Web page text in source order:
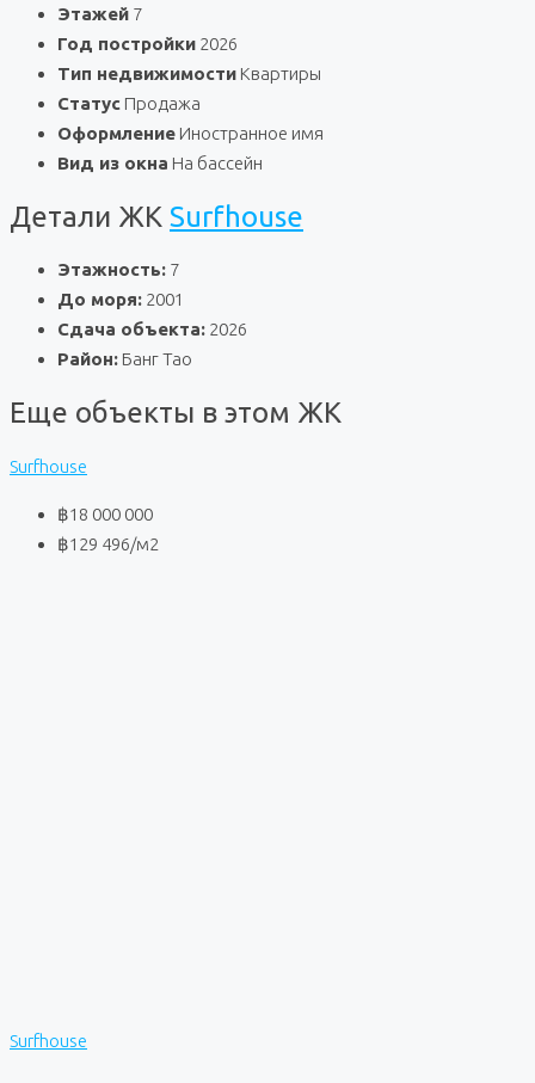
Этажей 7
Год постройки 2026
Тип недвижимости Квартиры
Статус Продажа
Оформление Иностранное имя
Вид из окна На бассейн
Детали ЖК Surfhouse
Этажность: 7
До моря: 2001
Сдача объекта: 2026
Район: Банг Тао
Еще объекты в этом ЖК
Surfhouse
฿18 000 000
฿129 496/м2
Surfhouse